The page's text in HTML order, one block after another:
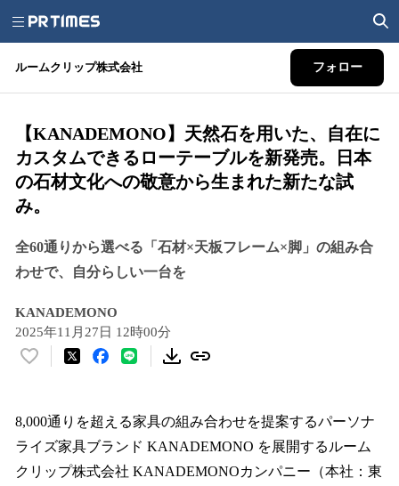
ルームクリップ株式会社 フォロー
【KANADEMONO】天然石を用いた、自在に
カスタムできるローテーブルを新発売。日本
の石材文化への敬意から生まれた新たな試
み。
全60通りから選べる「石材×天板フレーム×脚」の組み合
わせで、自分らしい一台を
KANADEMONO
2025年11月27日 12時00分
い
！
数
を
読
8,000通りを超える家具の組み合わせを提案するパーソナ
ライズ家具ブランド KANADEMONO を展開するルーム
クリップ株式会社 KANADEMONOカンパニー（本社：東